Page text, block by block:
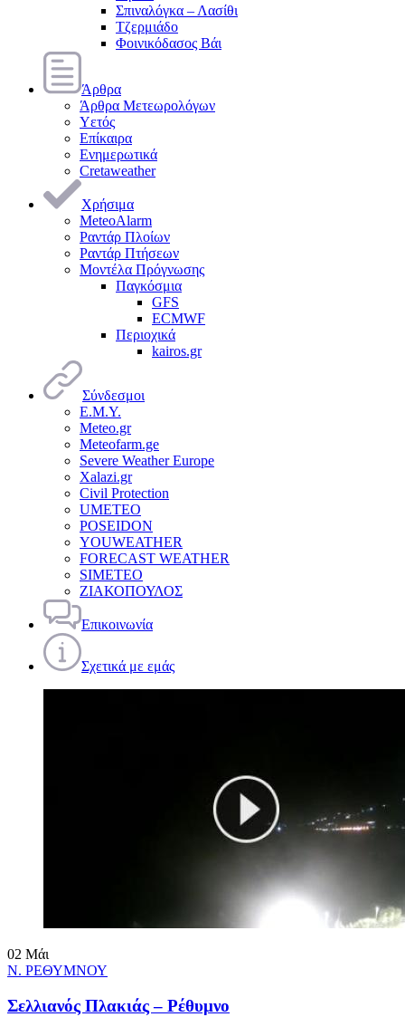
Σπιναλόγκα – Λασίθι
Τζερμιάδο
Φοινικόδασος Βάι
Άρθρα
Άρθρα Μετεωρολόγων
Υετός
Επίκαιρα
Ενημερωτικά
Cretaweather
Χρήσιμα
MeteoAlarm
Ραντάρ Πλοίων
Ραντάρ Πτήσεων
Μοντέλα Πρόγνωσης
Παγκόσμια
GFS
ECMWF
Περιοχικά
kairos.gr
Σύνδεσμοι
Ε.Μ.Υ.
Meteo.gr
Meteofarm.ge
Severe Weather Europe
Xalazi.gr
Civil Protection
UMETEO
POSEIDON
YOUWEATHER
FORECAST WEATHER
SIMETEO
ΖΙΑΚΟΠΟΥΛΟΣ
Επικοινωνία
Σχετικά με εμάς
02 Μάι
Ν. ΡΕΘΥΜΝΟΥ
Σελλιανός Πλακιάς – Ρέθυμνο